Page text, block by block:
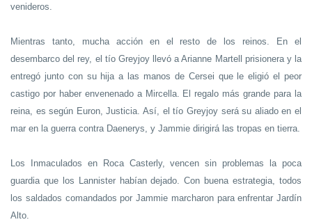
venideros.
Mientras tanto, mucha acción en el resto de los reinos. En el
desembarco del rey, el tío Greyjoy llevó a Arianne Martell prisionera y la
entregó junto con su hija a las manos de Cersei que le eligió el peor
castigo por haber envenenado a Mircella. El regalo más grande para la
reina, es según Euron, Justicia. Así, el tío Greyjoy será su aliado en el
mar en la guerra contra Daenerys, y Jammie dirigirá las tropas en tierra.
Los Inmaculados en Roca Casterly, vencen sin problemas la poca
guardia que los Lannister habían dejado. Con buena estrategia, todos
los saldados comandados por Jammie marcharon para enfrentar Jardín
Alto.